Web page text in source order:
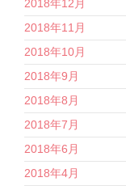
2018年12月
2018年11月
2018年10月
2018年9月
2018年8月
2018年7月
2018年6月
2018年4月